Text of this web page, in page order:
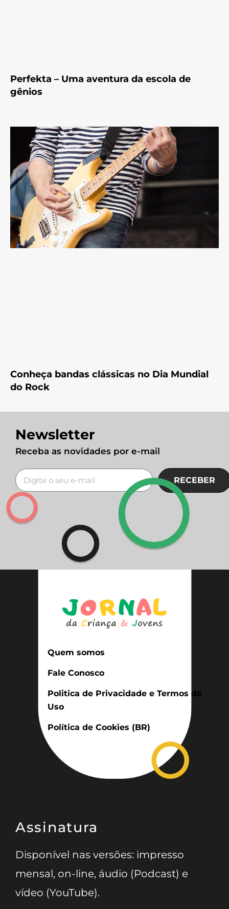
Perfekta – Uma aventura da escola de
gênios
Conheça bandas clássicas no Dia Mundial
do Rock
Newsletter
Receba as novidades por e-mail
RECEBER
Quem somos
Fale Conosco
Politica de Privacidade e Termos de
Uso
Política de Cookies (BR)
Assinatura
Disponível nas versões: impresso
mensal, on-line, áudio (Podcast) e
vídeo (YouTube).